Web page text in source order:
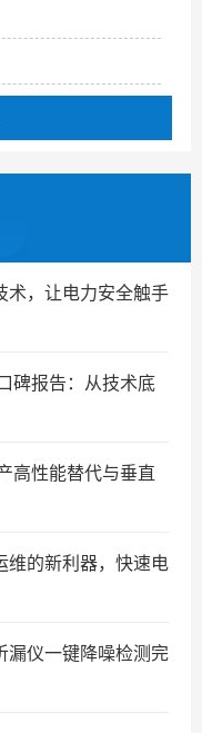
术，让电力安全触手
碑报告：从技术底
高性能替代与垂直
维的新利器，快速电
漏仪一键降噪检测完